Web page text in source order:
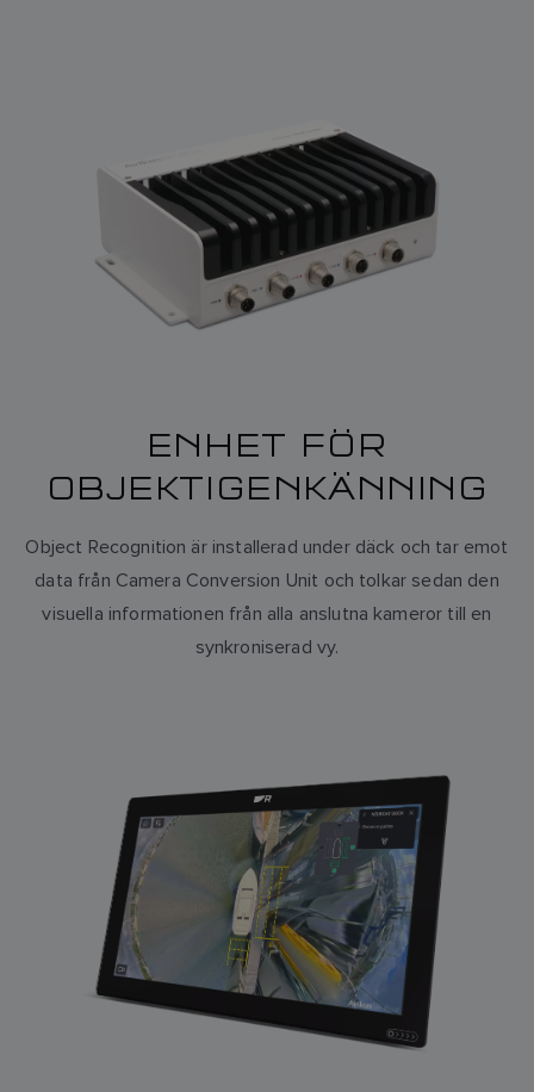
ENHET FÖR
OBJEKTIGENKÄNNING
Object Recognition är installerad under däck och tar emot
data från Camera Conversion Unit och tolkar sedan den
visuella informationen från alla anslutna kameror till en
synkroniserad vy.